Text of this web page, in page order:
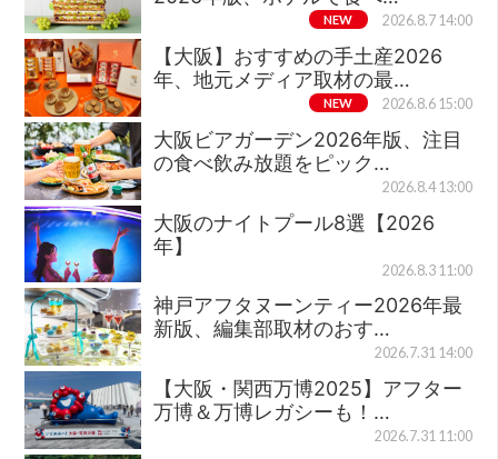
NEW 2026.8.7 14:00
【大阪】おすすめの手土産2026
年、地元メディア取材の最…
NEW 2026.8.6 15:00
大阪ビアガーデン2026年版、注目
の食べ飲み放題をピック…
2026.8.4 13:00
大阪のナイトプール8選【2026
年】
2026.8.3 11:00
神戸アフタヌーンティー2026年最
新版、編集部取材のおす…
2026.7.31 14:00
【大阪・関西万博2025】アフター
万博＆万博レガシーも！…
2026.7.31 11:00